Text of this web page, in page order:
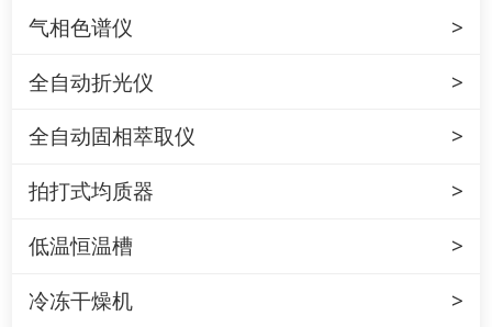
气相色谱仪
全自动折光仪
全自动固相萃取仪
拍打式均质器
低温恒温槽
冷冻干燥机